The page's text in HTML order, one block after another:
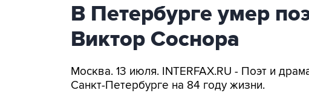
В Петербурге умер
Виктор Соснора
Москва. 13 июля. INTERFAX.RU - Поэт и
Санкт-Петербурге на 84 году жизни.